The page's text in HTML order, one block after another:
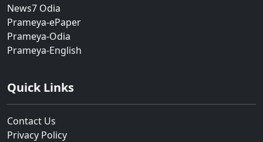
News7 Odia
Prameya-ePaper
Prameya-Odia
Prameya-English
Quick Links
Contact Us
Privacy Policy